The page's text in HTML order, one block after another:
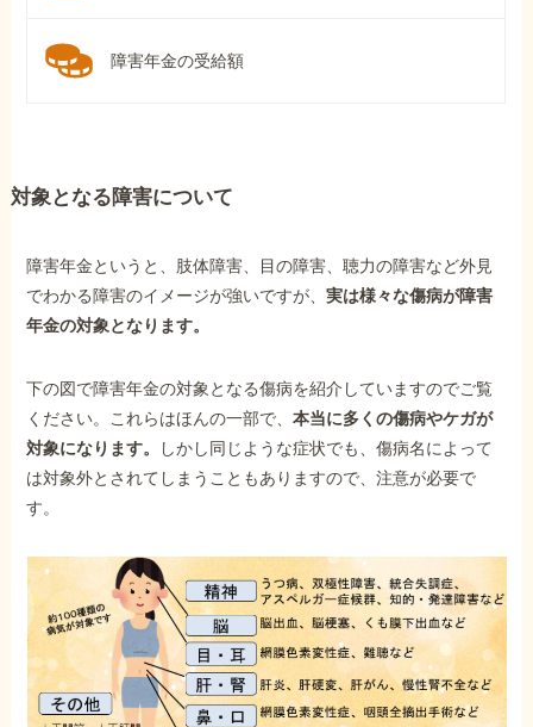
障害年金の受給額
対象となる障害について
障害年金というと、肢体障害、目の障害、聴力の障害など外見
でわかる障害のイメージが強いですが、実は様々な傷病が障害
年金の対象となります。
下の図で障害年金の対象となる傷病を紹介していますのでご覧
ください。これらはほんの一部で、本当に多くの傷病やケガが
対象になります。
しかし同じような症状でも、傷病名によって
は対象外とされてしまうこともありますので、注意が必要で
す。